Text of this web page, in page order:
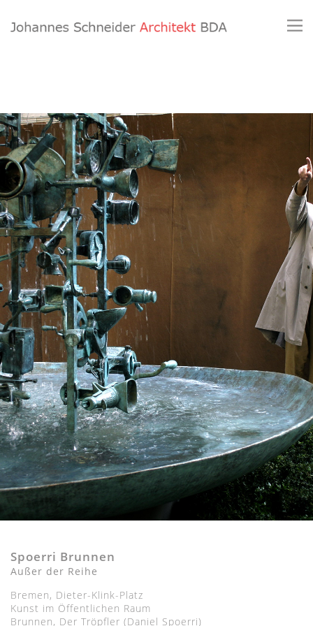
Spoerri Brunnen
Außer der Reihe
Bremen, Dieter-Klink-Platz
Kunst im Öffentlichen Raum
Brunnen, Der Tröpfler (Daniel Spoerri)